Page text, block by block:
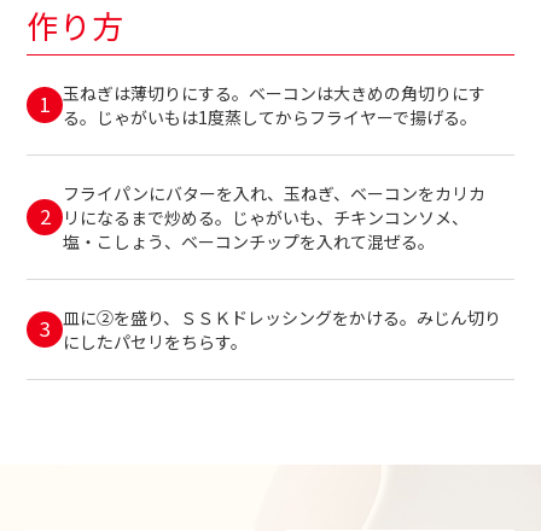
作り方
玉ねぎは薄切りにする。ベーコンは大きめの角切りにす
る。じゃがいもは1度蒸してからフライヤーで揚げる。
フライパンにバターを入れ、玉ねぎ、ベーコンをカリカ
リになるまで炒める。じゃがいも、チキンコンソメ、
塩・こしょう、ベーコンチップを入れて混ぜる。
皿に②を盛り、ＳＳＫドレッシングをかける。みじん切り
にしたパセリをちらす。